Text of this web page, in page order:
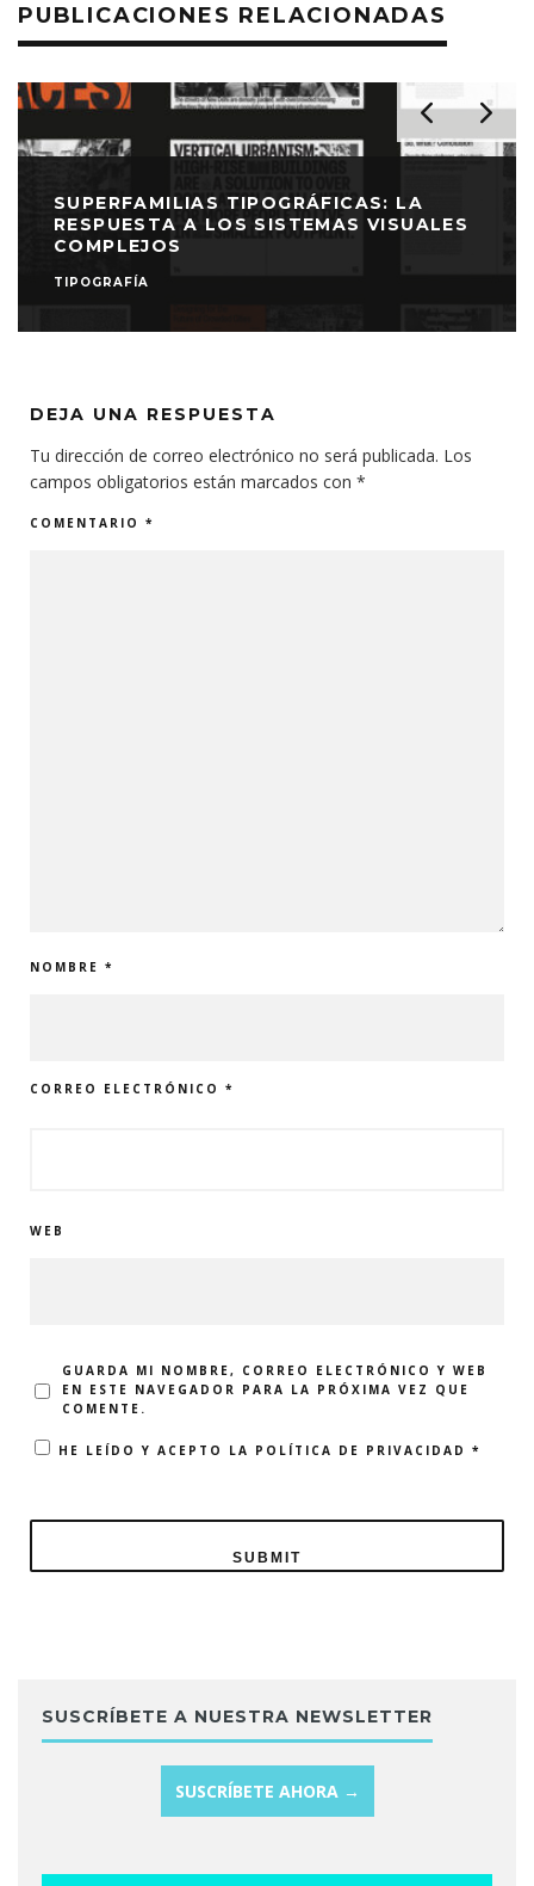
PUBLICACIONES RELACIONADAS
SUPERFAMILIAS TIPOGRÁFICAS: LA
RESPUESTA A LOS SISTEMAS VISUALES
COMPLEJOS
TIPOGRAFÍA
DEJA UNA RESPUESTA
Tu dirección de correo electrónico no será publicada. Los
campos obligatorios están marcados con *
COMENTARIO *
NOMBRE *
CORREO ELECTRÓNICO *
WEB
GUARDA MI NOMBRE, CORREO ELECTRÓNICO Y WEB
EN ESTE NAVEGADOR PARA LA PRÓXIMA VEZ QUE
COMENTE.
HE LEÍDO Y ACEPTO LA POLÍTICA DE PRIVACIDAD *
SUSCRÍBETE A NUESTRA NEWSLETTER
SUSCRÍBETE AHORA →